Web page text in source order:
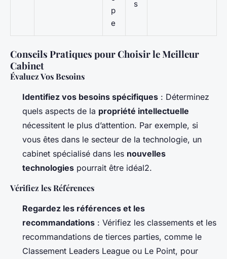
p
e
s
Conseils Pratiques pour Choisir le Meilleur
Cabinet
Évaluez Vos Besoins
Identifiez vos besoins spécifiques : Déterminez
quels aspects de la propriété intellectuelle
nécessitent le plus d’attention. Par exemple, si
vous êtes dans le secteur de la technologie, un
cabinet spécialisé dans les nouvelles
technologies pourrait être idéal2.
Vérifiez les Références
Regardez les références et les
recommandations : Vérifiez les classements et les
recommandations de tierces parties, comme le
Classement Leaders League ou Le Point, pour